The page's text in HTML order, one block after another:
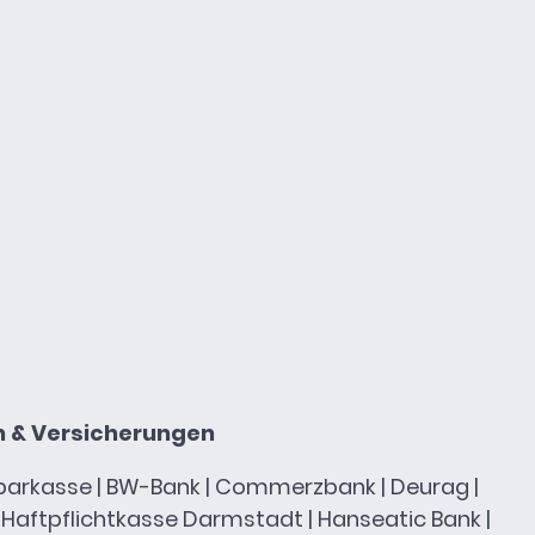
Versicherungen
| BW-Bank | Commerzbank | Deurag |
Darmstadt | Hanseatic Bank |